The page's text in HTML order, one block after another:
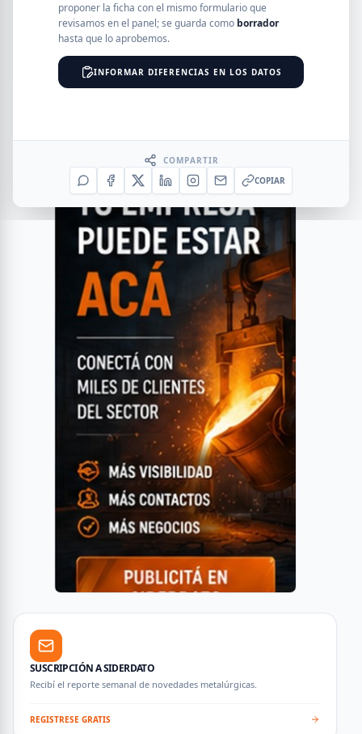
PROVINCIA
SUSCRIPCIÓN A SIDERDATO
Recibí el reporte semanal de novedades metalúrgicas.
REGISTRESE GRATIS
proponer la ficha con el mismo formulario que
revisamos en el panel; se guarda como borrador
hasta que lo aprobemos.
INFORMAR DIFERENCIAS EN LOS DATOS
COMPARTIR
COPIAR